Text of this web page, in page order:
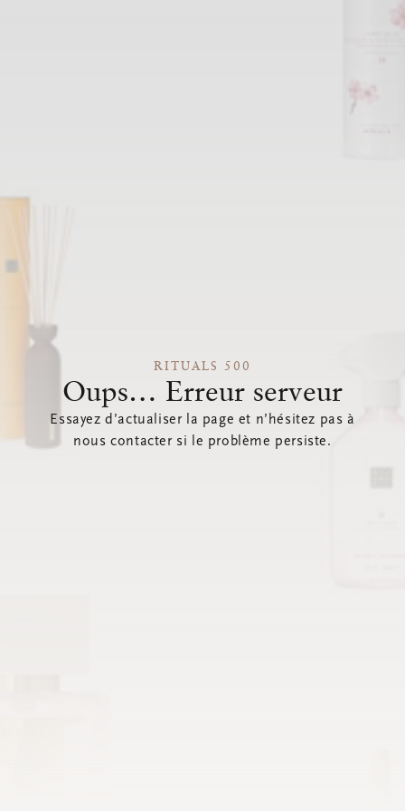
RITUALS 500
Oups… Erreur serveur
Essayez d’actualiser la page et n’hésitez pas à
nous contacter si le problème persiste.